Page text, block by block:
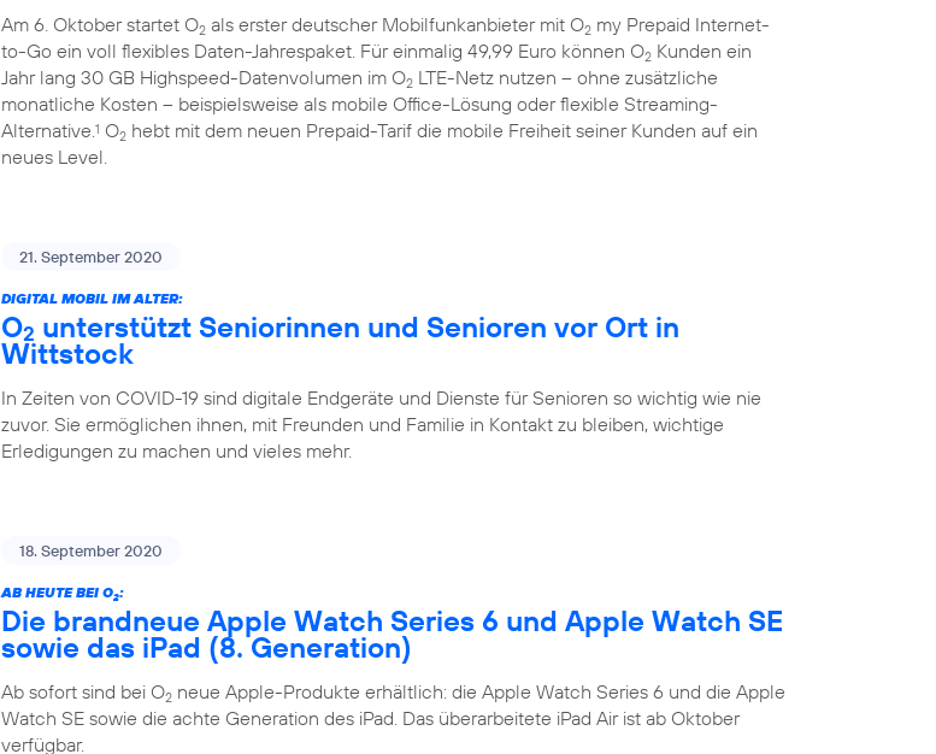
Am 6. Oktober startet O2 als erster deutscher Mobilfunkanbieter mit O2 my Prepaid Internet-
to-Go ein voll flexibles Daten-Jahrespaket. Für einmalig 49,99 Euro können O2 Kunden ein
Jahr lang 30 GB Highspeed-Datenvolumen im O2 LTE-Netz nutzen – ohne zusätzliche
monatliche Kosten – beispielsweise als mobile Office-Lösung oder flexible Streaming-
Alternative.1 O2 hebt mit dem neuen Prepaid-Tarif die mobile Freiheit seiner Kunden auf ein
neues Level.
21. September 2020
DIGITAL MOBIL IM ALTER:
O2 unterstützt Seniorinnen und Senioren vor Ort in
Wittstock
In Zeiten von COVID-19 sind digitale Endgeräte und Dienste für Senioren so wichtig wie nie
zuvor. Sie ermöglichen ihnen, mit Freunden und Familie in Kontakt zu bleiben, wichtige
Erledigungen zu machen und vieles mehr.
18. September 2020
AB HEUTE BEI O2:
Die brandneue Apple Watch Series 6 und Apple Watch SE
sowie das iPad (8. Generation)
Ab sofort sind bei O2 neue Apple-Produkte erhältlich: die Apple Watch Series 6 und die Apple
Watch SE sowie die achte Generation des iPad. Das überarbeitete iPad Air ist ab Oktober
verfügbar.